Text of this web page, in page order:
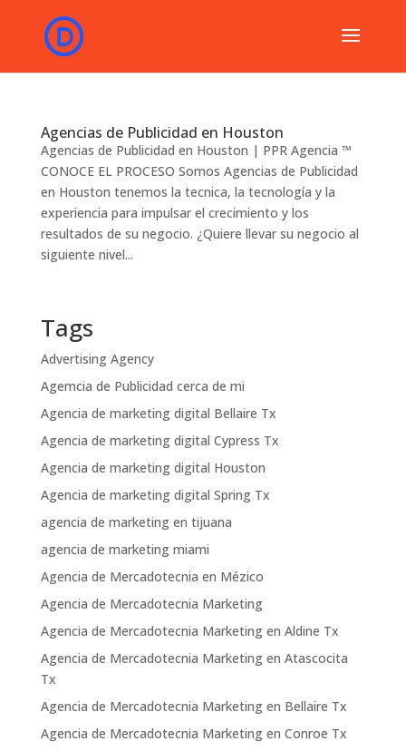
Agencias de Publicidad en Houston
Agencias de Publicidad en Houston | PPR Agencia ™
CONOCE EL PROCESO Somos Agencias de Publicidad
en Houston tenemos la tecnica, la tecnología y la
experiencia para impulsar el crecimiento y los
resultados de su negocio. ¿Quiere llevar su negocio al
siguiente nivel...
Tags
Advertising Agency
Agemcia de Publicidad cerca de mi
Agencia de marketing digital Bellaire Tx
Agencia de marketing digital Cypress Tx
Agencia de marketing digital Houston
Agencia de marketing digital Spring Tx
agencia de marketing en tijuana
agencia de marketing miami
Agencia de Mercadotecnia en Mézico
Agencia de Mercadotecnia Marketing
Agencia de Mercadotecnia Marketing en Aldine Tx
Agencia de Mercadotecnia Marketing en Atascocita
Tx
Agencia de Mercadotecnia Marketing en Bellaire Tx
Agencia de Mercadotecnia Marketing en Conroe Tx